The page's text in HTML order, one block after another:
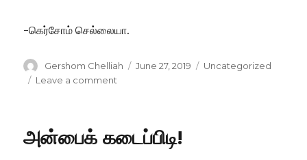
-கெர்சோம் செல்லையா.
Author
Gershom Chelliah
Posted
June 27, 2019 Categories
Uncategorized
Leave a comment
அன்பைக் கடைப்பிடி!